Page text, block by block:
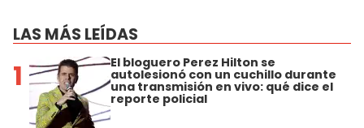
LAS MÁS LEÍDAS
1 El bloguero Perez Hilton se
autolesionó con un cuchillo durante
una transmisión en vivo: qué dice el
reporte policial